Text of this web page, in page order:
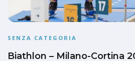
SENZA CATEGORIA
Biathlon – Milano-Cortina